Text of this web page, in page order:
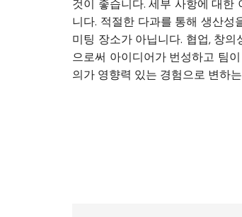
것이 좋습니다. 세부 사항에 대한
니다. 적절한 다과를 통해 생산
미팅 장소가 아닙니다. 협업, 창
으로써 아이디어가 번성하고 팀
의가 영향력 있는 경험으로 변하